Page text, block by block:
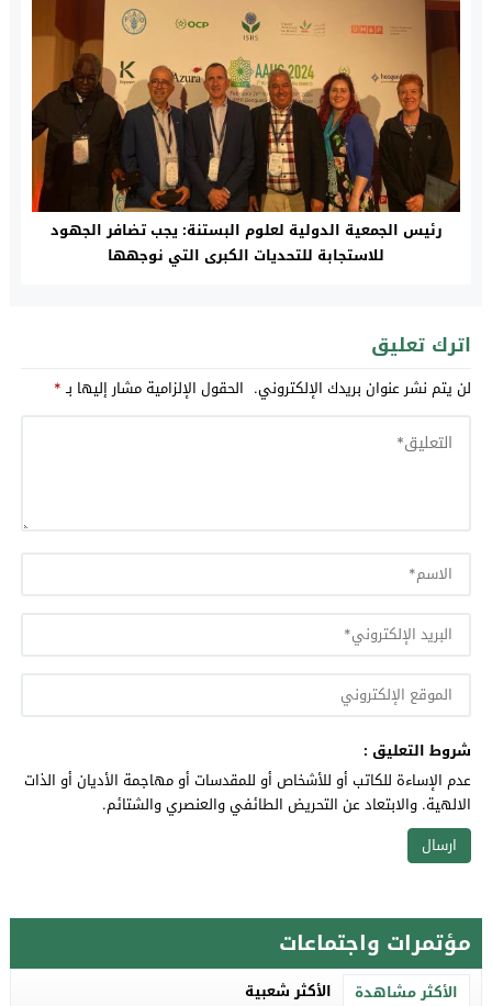
رئيس الجمعية الدولية لعلوم البستنة: يجب تضافر الجهود
للاستجابة للتحديات الكبرى التي نوجهها
اترك تعليق
لن يتم نشر عنوان بريدك الإلكتروني. الحقول الإلزامية مشار إليها بـ*
شروط التعليق :
عدم الإساءة للكاتب أو للأشخاص أو للمقدسات أو مهاجمة الأديان أو الذات
الالهية. والابتعاد عن التحريض الطائفي والعنصري والشتائم.
مؤتمرات واجتماعات
الأكثر مشاهدة الأكثر شعبية